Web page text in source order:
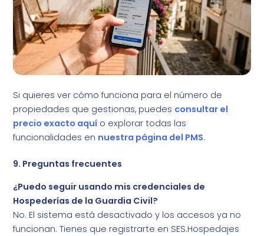
Si quieres ver cómo funciona para el número de
propiedades que gestionas, puedes consultar el
precio exacto aquí o explorar todas las
funcionalidades en nuestra página del PMS.
9. Preguntas frecuentes
¿Puedo seguir usando mis credenciales de
Hospederías de la Guardia Civil?
No. El sistema está desactivado y los accesos ya no
funcionan. Tienes que registrarte en SES.Hospedajes